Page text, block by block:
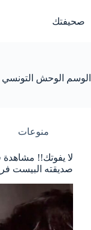
المحتوى
صحيفتك
الوسم الوحش
منوعات
لا يفوتك!!
صديقته البيست فريند +18